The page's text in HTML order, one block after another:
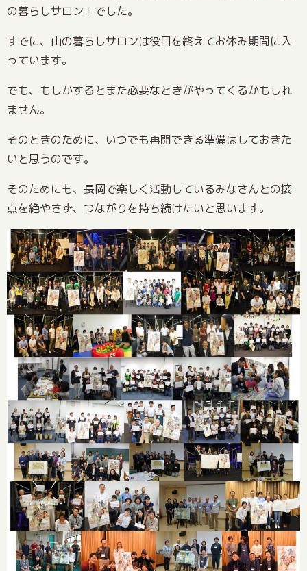
の暮らしサロン」でした。
すでに、山の暮らしサロンは役目を終えてお休み期間に入
っています。
でも、もしかするとまた必要なときがやってくるかもしれ
ません。
そのときのために、いつでも再開できる準備はしておきた
いと思うのです。
そのためにも、長岡で楽しく活動しているみなさんとの接
点を絶やさず、つながりを持ち続けたいと思います。